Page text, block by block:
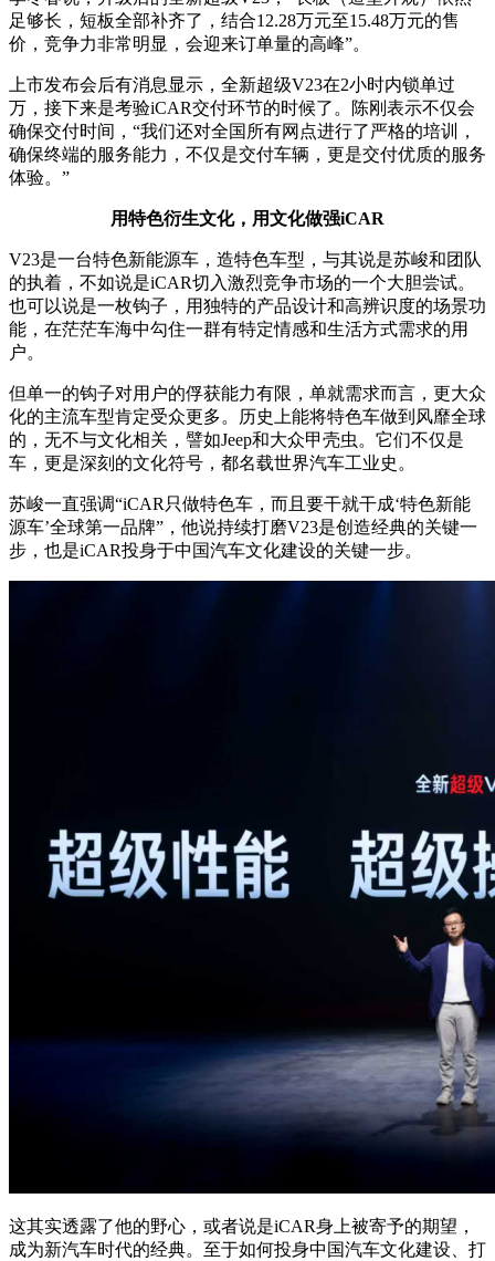
足够长，短板全部补齐了，结合12.28万元至15.48万元的售
价，竞争力非常明显，会迎来订单量的高峰”。
上市发布会后有消息显示，全新超级V23在2小时内锁单过
万，接下来是考验iCAR交付环节的时候了。陈刚表示不仅会
确保交付时间，“我们还对全国所有网点进行了严格的培训，
确保终端的服务能力，不仅是交付车辆，更是交付优质的服务
体验。”
用特色衍生文化，用文化做强iCAR
V23是一台特色新能源车，造特色车型，与其说是苏峻和团队
的执着，不如说是iCAR切入激烈竞争市场的一个大胆尝试。
也可以说是一枚钩子，用独特的产品设计和高辨识度的场景功
能，在茫茫车海中勾住一群有特定情感和生活方式需求的用
户。
但单一的钩子对用户的俘获能力有限，单就需求而言，更大众
化的主流车型肯定受众更多。历史上能将特色车做到风靡全球
的，无不与文化相关，譬如Jeep和大众甲壳虫。它们不仅是
车，更是深刻的文化符号，都名载世界汽车工业史。
苏峻一直强调“iCAR只做特色车，而且要干就干成‘特色新能
源车’全球第一品牌”，他说持续打磨V23是创造经典的关键一
步，也是iCAR投身于中国汽车文化建设的关键一步。
这其实透露了他的野心，或者说是iCAR身上被寄予的期望，
成为新汽车时代的经典。至于如何投身中国汽车文化建设、打